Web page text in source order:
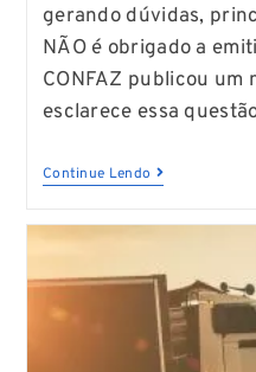
gerando dúvidas,
NÃO é obrigado a
CONFAZ publicou um
esclarece essa
Continue Lendo